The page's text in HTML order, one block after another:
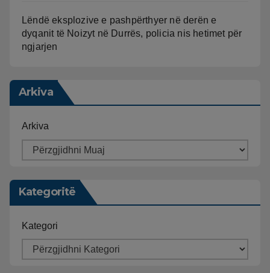
Lëndë eksplozive e pashpërthyer në derën e
dyqanit të Noizyt në Durrës, policia nis hetimet për
ngjarjen
Arkiva
Arkiva
Kategoritë
Kategori